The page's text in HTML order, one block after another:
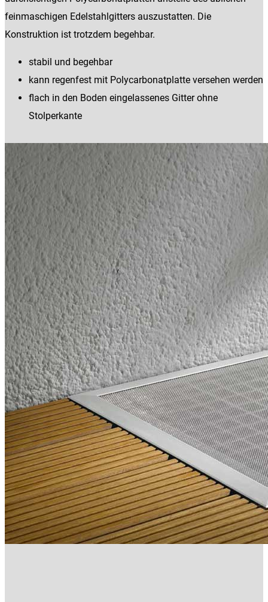
feinmaschigen Edelstahlgitters auszustatten. Die
Konstruktion ist trotzdem begehbar.
stabil und begehbar
kann regenfest mit Polycarbonatplatte versehen werden
flach in den Boden eingelassenes Gitter ohne
Stolperkante